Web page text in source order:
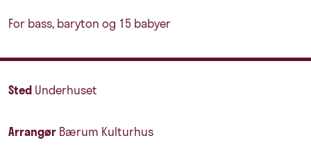
For bass, baryton og 15 babyer
Sted Underhuset
Arrangør Bærum Kulturhus